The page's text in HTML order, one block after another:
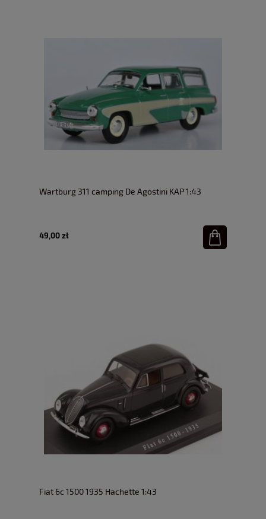
Wartburg 311 camping De Agostini KAP 1:43
49,00 zł
Fiat 6c 1500 1935 Hachette 1:43